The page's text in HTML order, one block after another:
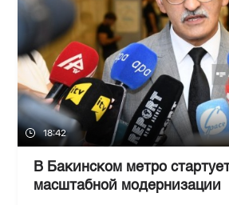
18:42
В Бакинском метро
масштабной модернизации